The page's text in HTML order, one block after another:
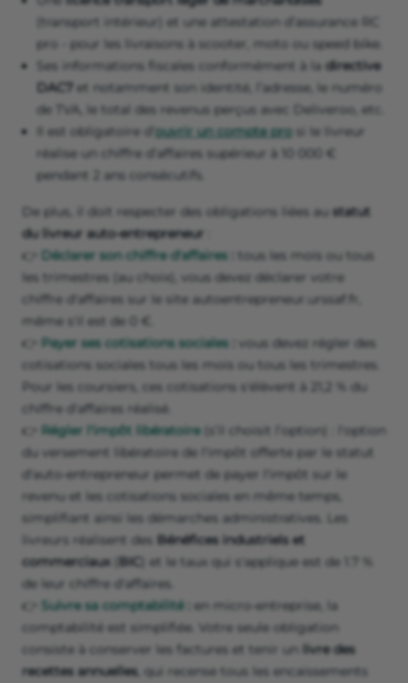
(transport intérieur) et une attestation d’assurance RC
pro - pour les livraisons à scooter, moto ou speed bike.
Ses informations fiscales conformément à la directive
DAC7 et notamment son identité, l’adresse, le numéro
de TVA, le total des revenus perçus avec Deliveroo, etc.
Il est obligatoire d’ ouvrir un compte pro si le livreur
réalise un chiffre d’affaires supérieur à 10 000 €
pendant 2 ans consécutifs.
De plus, il doit respecter des obligations liées au statut
du livreur auto-entrepreneur
👉
Déclarer son chiffre d'affaires
tous les mois ou tous
les trimestres (au choix), vous devez déclarer votre
chiffre d'affaires sur le site autoentrepreneur.urssaf.fr,
même s'il est de 0 €.
👉
Payer ses cotisations sociales
vous devez régler des
cotisations sociales tous les mois ou tous les trimestres.
Pour les coursiers, ces cotisations s'élèvent à 21,2 % du
chiffre d'affaires réalisé.
👉
Régler l'impôt libératoire(s’il choisit l’option) : l'option
du versement libératoire de l'impôt offerte par le statut
d'auto-entrepreneur permet de payer l'impôt sur le
revenu et les cotisations sociales en même temps,
simplifiant ainsi les démarches administratives. Les
livreurs réalisent des Bénéfices industriels et
commerciaux BIC
) et le taux qui s'applique est de 1.7 %
de leur chiffre d'affaires.
👉
Suivre sa comptabilité:
en micro-entreprise, la
comptabilité est simplifiée. Votre seule obligation
consiste à conserver les factures et tenir un livre des
recettes annuelles, qui recense tous les encaissements